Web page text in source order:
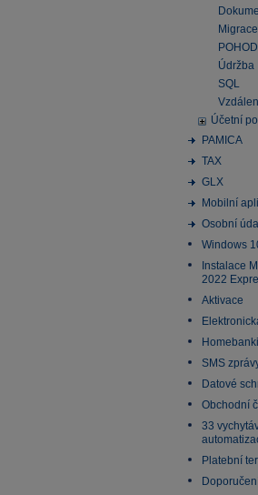
Migrace
Údržba
SQL
Účetní
PAMICA
TAX
GLX
Mobilní
Osobní
Windows
Instalace
2022
Aktivace
SMS
Datové
Obchodní
33
Platební